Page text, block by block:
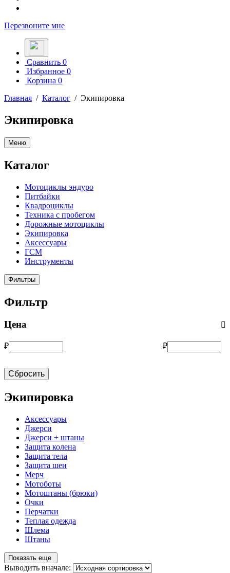
Перезвоните мне
Сравнить 0
Избранное 0
Корзина 0
Главная / Каталог / Экипировка
Экипировка
Меню
Каталог
Мотоциклы эндуро
Питбайки
Квадроциклы
Техника с пробегом
Дорожные мотоциклы
Экипировка
Аксессуары
ГСМ
Инструменты
Фильтры
Фильтр
Цена
₽ ₽
Сбросить
Экипировка
Аксессуары
Джерси
Джерси + штаны
Защита колена
Защита тела
Защита шеи
Мерч
Мотоботы
Мотоштаны (брюки)
Очки
Перчатки
Теплая одежда
Шлема
Штаны
Показать еще
Выводить вначале: